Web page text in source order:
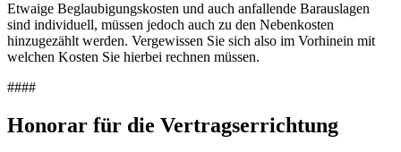
Etwaige Beglaubigungskosten und auch anfallende Barauslagen
sind individuell, müssen jedoch auch zu den Nebenkosten
hinzugezählt werden. Vergewissen Sie sich also im Vorhinein mit
welchen Kosten Sie hierbei rechnen müssen.
####
Honorar für die Vertragserrichtung